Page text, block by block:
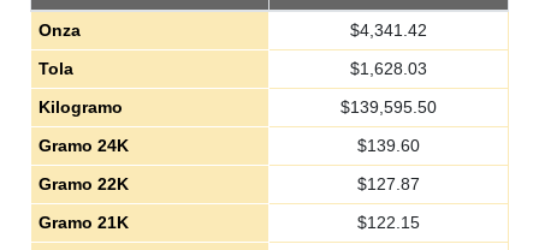
Onza $4,341.42
Tola
$1,628.03
Kilogramo
$139,595.50
Gramo 24K
$139.60
Gramo 22K
$127.87
Gramo 21K
$122.15